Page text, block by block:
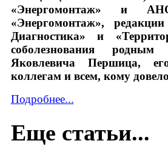
«Энергомонтаж»
«Энергомонтаж»,
Диагностика» и
соболезнования
Яковлевича Першица,
коллегам и всем, кому
Подробнее...
Еще статьи...